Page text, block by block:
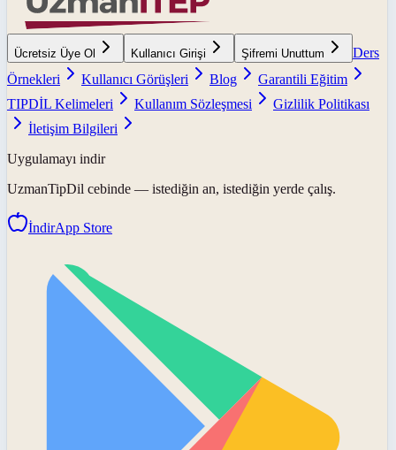
Ücretsiz Üye Ol Kullanıcı Girişi Şifremi Unuttum
Ders
Örnekleri
Kullanıcı Görüşleri Blog
Garantili Eğitim
TIPDİL Kelimeleri
Kullanım Sözleşmesi
Gizlilik Politikası
İletişim Bilgileri
Uygulamayı indir
UzmanTipDil cebinde — istediğin an, istediğin yerde çalış.
İndirApp Store